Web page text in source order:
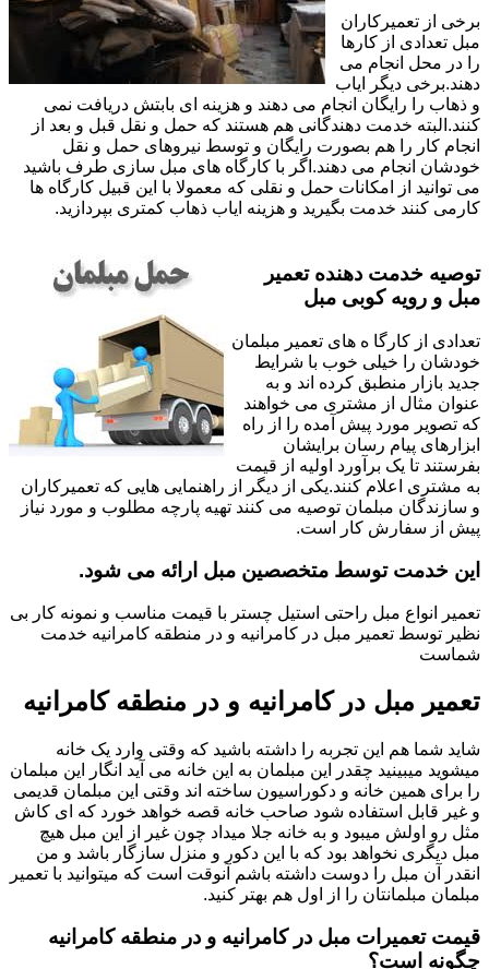
برخی از تعمیرکاران
مبل تعدادی از کارها
را در محل انجام می
دهند.برخی دیگر ایاب
و ذهاب را رایگان انجام می دهند و هزینه ای بابتش دریافت نمی
کنند.البته خدمت دهندگانی هم هستند که حمل و نقل قبل و بعد از
انجام کار را هم بصورت رایگان و توسط نیروهای حمل و نقل
خودشان انجام می دهند.اگر با کارگاه های مبل سازی طرف باشید
می توانید از امکانات حمل و نقلی که معمولا با این قبیل کارگاه ها
کارمی کنند خدمت بگیرید و هزینه ایاب ذهاب کمتری بپردازید.
توصیه خدمت دهنده تعمیر
مبل و رویه کوبی مبل
تعدادی از کارگا ه های تعمیر مبلمان
خودشان را خیلی خوب با شرایط
جدید بازار منطبق کرده اند و به
عنوان مثال از مشتری می خواهند
که تصویر مورد پیش آمده را از راه
ابزارهای پیام رسان برایشان
بفرستند تا یک برآورد اولیه از قیمت
به مشتری اعلام کنند.یکی از دیگر از راهنمایی هایی که تعمیرکاران
و سازندگان مبلمان توصیه می کنند تهیه پارچه مطلوب و مورد نیاز
پیش از سفارش کار است.
این خدمت توسط متخصصین مبل ارائه می شود.
تعمیر انواع مبل راحتی استیل چستر با قیمت مناسب و نمونه کار بی
نظیر توسط تعمیر مبل در کامرانیه و در منطقه کامرانیه خدمت
شماست
تعمیر مبل در کامرانیه و در منطقه کامرانیه
شاید شما هم این تجربه را داشته باشید که وقتی وارد یک خانه
میشوید میبینید چقدر این مبلمان به این خانه می آید انگار این مبلمان
را برای همین خانه و دکوراسیون ساخته اند وقتی این مبلمان قدیمی
و غیر قابل استفاده شود صاحب خانه قصه خواهد خورد که ای کاش
مثل رو اولش میبود و به خانه جلا میداد چون غیر از این مبل هیچ
مبل دیگری نخواهد بود که با این دکور و منزل سازگار باشد و من
انقدر آن مبل را دوست داشته باشم آنوقت است که میتوانید با تعمیر
مبلمان مبلمانتان را از اول هم بهتر کنید.
قیمت تعمیرات مبل در کامرانیه و در منطقه کامرانیه
چگونه است؟